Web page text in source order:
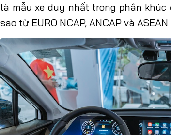
là mẫu xe duy nhất trong phân
sao từ EURO NCAP, ANCAP và ASEAN